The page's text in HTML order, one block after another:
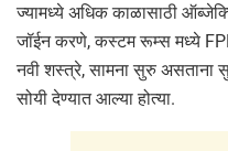
ज्यामध्ये अधिक काळासाठी
जॉईन करणे, कस्टम रूम्स मध्ये
नवी शस्त्रे, सामना सुरु असताना
सोयी देण्यात आल्या होत्या.